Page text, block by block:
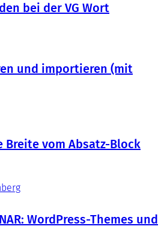
bei der VG Wort
und importieren (mit
Breite vom Absatz-Block
WordPress-Themes und